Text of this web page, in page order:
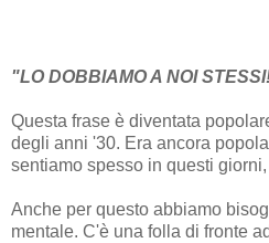
"LO DOBBIAMO A NOI
Questa frase è diventata
degli anni '30. Era ancora
sentiamo spesso in questi
Anche per questo abbiamo
mentale. C'è una folla di fronte